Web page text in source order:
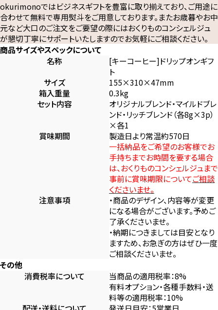
okurimonoではビジネスギフトを豊富に取り揃えており、ご用途に
合わせて無料で専用熨斗をご用意しております。またお歳暮やお中
元など大口のご注文をご要望の際にはおくりものコンシェルジュ
が懇切丁寧にサポートいたしますのでお気軽にご相談ください。
商品サイズやスペックについて
名称
[キーコーヒー]ドリップオンギフ
ト
サイズ
155×310×47mm
箱入重量
0.3kg
セット内容
オリジナルブレンド・マイルドブレ
ンド・リッチブレンド（各8g×3p）
×各1
賞味期間
製造日より常温約570日
一括納品をご希望のお客様でお
手持ちまでお時間を要する場合
は、おくりものコンシェルジュまで
事前に賞味期限についてご相談
くださいませ。
注意事項
・商品のデザイン、内容等が変更
になる場合がございます。予めご
了承くださいませ。
・納期につきましては目安となり
ますため、お急ぎの方はぜひ一度
ご相談くださいませ。
その他
消費税率について
当商品の適用税率：8%
有料オプション・各種手数料・送
料等の適用税率：10%